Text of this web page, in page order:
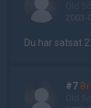
2003-
Du har satsat
#7